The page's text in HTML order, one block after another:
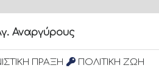
Αναργύρους
ΠΡΑΞΗ ΠΟΛΙΤΙΚΗ ΖΩΗ